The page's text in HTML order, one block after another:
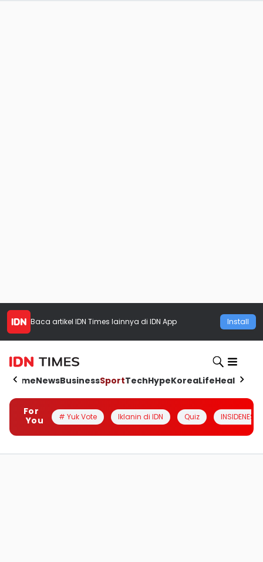
Baca artikel IDN Times lainnya di IDN App Install
HomeNewsBusinessSportTechHypeKoreaLifeHealth
For
You
# Yuk Vote Iklanin di IDN Quiz INSIDENESIA